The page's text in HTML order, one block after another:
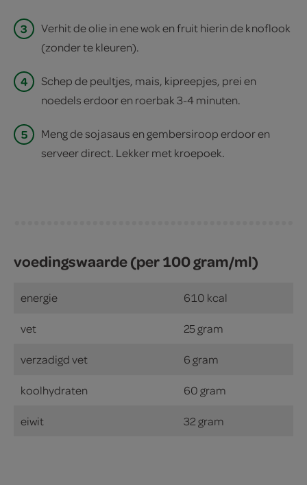
3
Verhit de olie in ene wok en fruit hierin de knoflook
(zonder te kleuren).
4
Schep de peultjes, mais, kipreepjes, prei en
noedels erdoor en roerbak 3-4 minuten.
5
Meng de sojasaus en gembersiroop erdoor en
serveer direct. Lekker met kroepoek.
voedingswaarde (per 100 gram/ml)
energie 610 kcal
vet 25 gram
verzadigd vet 6 gram
koolhydraten 60 gram
eiwit 32 gram